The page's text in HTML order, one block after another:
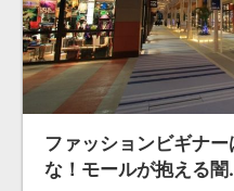
ファッションビギナ
な！モールが抱える闇